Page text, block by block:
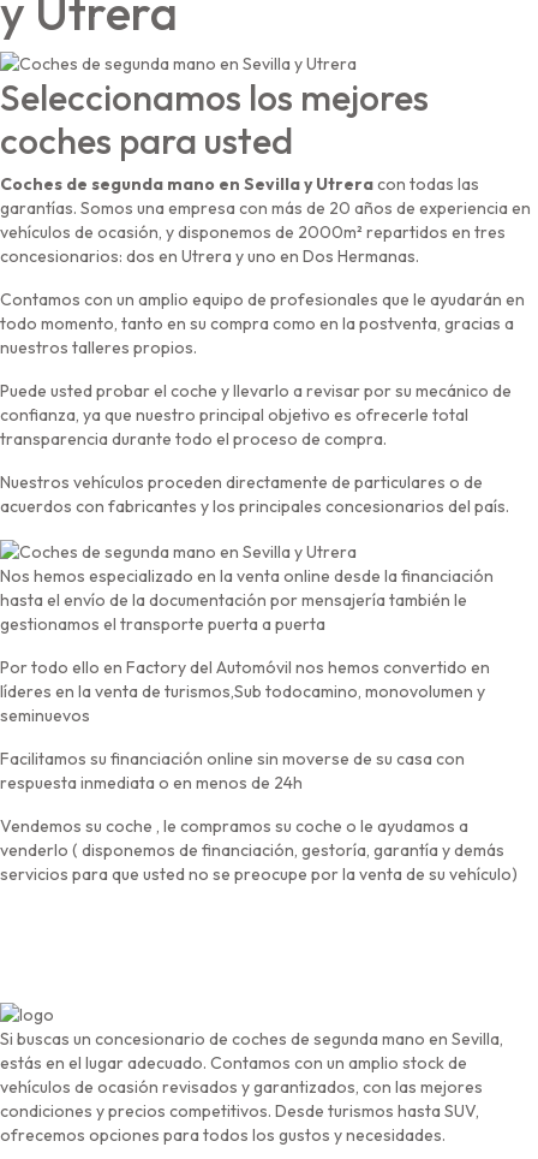
Seleccionamos los mejores
coches para usted
Coches de segunda mano en Sevilla y Utreracon todas las
garantías. Somos una empresa con más de 20 años de experiencia en
vehículos de ocasión, y disponemos de 2000m² repartidos en tres
concesionarios: dos en Utrera y uno en Dos Hermanas.
Contamos con un amplio equipo de profesionales que le ayudarán en
todo momento, tanto en su compra como en la postventa, gracias a
nuestros talleres propios.
Puede usted probar el coche y llevarlo a revisar por su mecánico de
confianza, ya que nuestro principal objetivo es ofrecerle total
transparencia durante todo el proceso de compra.
Nuestros vehículos proceden directamente de particulares o de
acuerdos con fabricantes y los principales concesionarios del país.
Nos hemos especializado en la venta online desde la financiación
hasta el envío de la documentación por mensajería también le
gestionamos el transporte puerta a puerta
Por todo ello en Factory del Automóvil nos hemos convertido en
líderes en la venta de turismos,Sub todocamino, monovolumen y
seminuevos
Facilitamos su financiación online sin moverse de su casa con
respuesta inmediata o en menos de 24h
Vendemos su coche , le compramos su coche o le ayudamos a
venderlo ( disponemos de financiación, gestoría, garantía y demás
servicios para que usted no se preocupe por la venta de su vehículo)
Si buscas un concesionario de coches de segunda mano en Sevilla,
estás en el lugar adecuado. Contamos con un amplio stock de
vehículos de ocasión revisados y garantizados, con las mejores
condiciones y precios competitivos. Desde turismos hasta SUV,
ofrecemos opciones para todos los gustos y necesidades.